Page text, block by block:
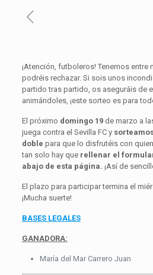
¡Atención, futboleros! Tenemos entre
podréis rechazar. Si sois unos
partido tras partido, os aseguráis de
animándoles, ¡este sorteo es para
El próximo domingo 19de marzo a
juega contra el Sevilla FC y
doble para que lo disfrutéis con
tan solo hay querellenar el
abajo de esta página. ¡Así de
El plazo para participar termina el
¡Mucha suerte!
BASES LEGALES
GANADORA:
María del Mar Carrero Juan